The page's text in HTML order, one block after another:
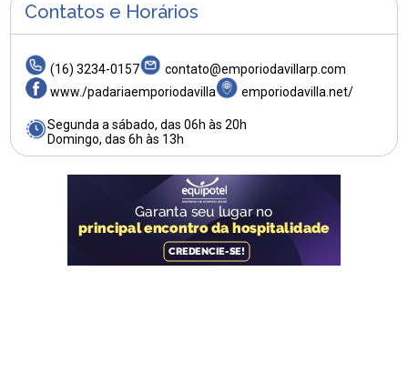
Contatos e Horários
(16) 3234-0157
contato@emporiodavillarp.com
www./padariaemporiodavilla
emporiodavilla.net/
Segunda a sábado, das 06h às 20h
Domingo, das 6h às 13h